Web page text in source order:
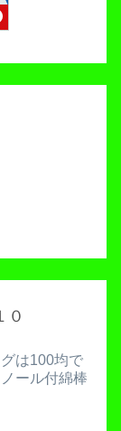
０
は100均で
ール付綿棒